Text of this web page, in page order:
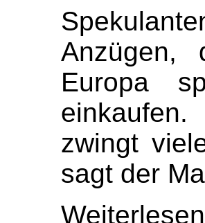
Europa
zwingt
sagt der